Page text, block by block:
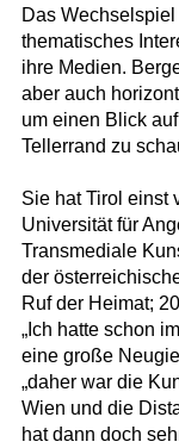
Das
thematisches
ihre Medien.
aber auch
um einen Blick
Tellerrand zu
Sie hat Tirol einst
Universität für
Transmediale
der
Ruf der Heimat;
„Ich hatte schon
eine große
„daher war die
Wien und die
hat dann doch